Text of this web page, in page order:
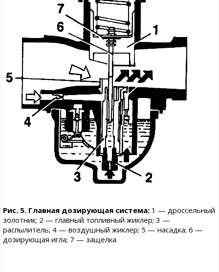
Рис. 5. Главная дозирующая система: 1 — дроссельный
золотник; 2 — главный топливный жиклер; 3 —
распылитель; 4 — воздушный жиклер; 5 — насадка; 6 —
дозирующая игла; 7 — защелка.